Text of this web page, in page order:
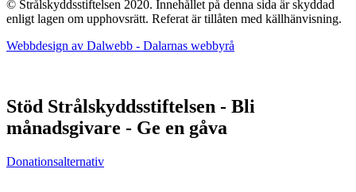
© Strålskyddsstiftelsen 2020. Innehållet på denna sida är skyddad
enligt lagen om upphovsrätt. Referat är tillåten med källhänvisning.
Webbdesign av Dalwebb - Dalarnas webbyrå
Stöd Strålskyddsstiftelsen - Bli
månadsgivare - Ge en gåva
Donationsalternativ